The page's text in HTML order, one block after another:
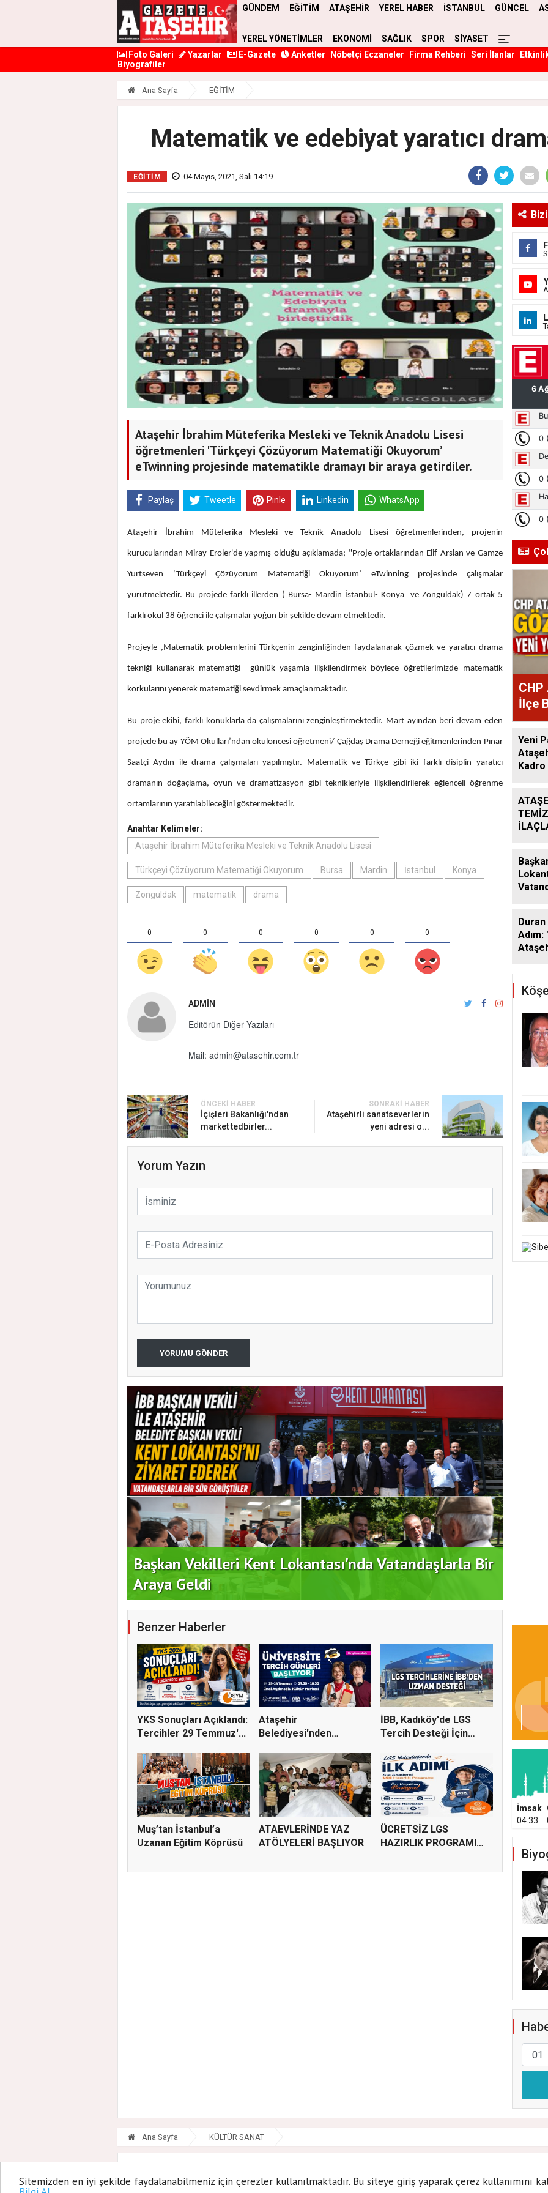
Sitemizden en iyi şekilde faydalanabilmeniz için çerezler kullanılmaktadır. Bu siteye giriş yaparak çerez kullanımını
GÜNDEM EĞİTİM ATAŞEHİR YEREL HABER İSTANBUL GÜNCEL
YEREL YÖNETİMLER EKONOMİ SAĞLIK SPOR
SİYASET
Foto Galeri
Yazarlar E-Gazete Anketler Nöbetçi Eczaneler Firma Rehberi Seri İlanlar
Biyografiler
Ana Sayfa EĞİTİM
Matematik ve edebiyat yaratıcı
EĞİTİM 04 Mayıs, 2021, Salı 14:19
Ataşehir İbrahim Müteferika Mesleki ve Teknik Anadolu Lisesi
öğretmenleri 'Türkçeyi Çözüyorum Matematiği Okuyorum’
eTwinning projesinde matematikle dramayı bir araya getirdiler.
Paylaş Tweetle Pinle Linkedin WhatsApp
Ataşehir İbrahim Müteferika Mesleki ve Teknik Anadolu Lisesi öğretmenlerinden, projenin
kurucularından Miray Eroler'de yapmış olduğu açıklamada; "Proje ortaklarından Elif Arslan ve Gamze
Yurtseven ‘Türkçeyi Çözüyorum Matematiği Okuyorum’ eTwinning projesinde çalışmalar
yürütmektedir. Bu projede farklı illerden ( Bursa- Mardin İstanbul- Konya ve Zonguldak) 7 ortak 5
farklı okul 38 öğrenci ile çalışmalar yoğun bir şekilde devam etmektedir.
Projeyle ,Matematik problemlerini Türkçenin zenginliğinden faydalanarak çözmek ve yaratıcı drama
tekniği kullanarak matematiği günlük yaşamla ilişkilendirmek böylece öğretilerimizde matematik
korkularını yenerek matematiği sevdirmek amaçlanmaktadır.
Bu proje ekibi, farklı konuklarla da çalışmalarını zenginleştirmektedir. Mart ayından beri devam eden
projede bu ay YÖM Okulları’ndan okulöncesi öğretmeni/ Çağdaş Drama Derneği eğitmenlerinden Pınar
Saatçi Aydın ile drama çalışmaları yapılmıştır. Matematik ve Türkçe gibi iki farklı disiplin yaratıcı
dramanın doğaçlama, oyun ve dramatizasyon gibi teknikleriyle ilişkilendirilerek eğlenceli öğrenme
ortamlarının yaratılabileceğini göstermektedir.
Anahtar Kelimeler:
Ataşehir İbrahim Müteferika Mesleki ve Teknik Anadolu Lisesi
Türkçeyi Çözüyorum Matematiği Okuyorum Bursa Mardin İstanbul Konya
Zonguldak matematik drama
0 0 0 0 0 0
ADMIN
Editörün Diğer Yazıları
Mail: admin@atasehir.com.tr
ÖNCEKI HABER
İçişleri Bakanlığı'ndan
market tedbirler...
SONRAKI HABER
Ataşehirli sanatseverlerin
yeni adresi o...
Yorum Yazın
YORUMU GÖNDER
Duran Acar'dan İlk Adım: "Büyük Ataşehir Buluşması"
Benzer Haberler
YKS Sonuçları Açıklandı:
Tercihler 29 Temmuz'...
Ataşehir
Belediyesi'nden
İBB, Kadıköy'de LGS
Tercih Desteği İçin
Muş’tan İstanbul’a
Uzanan Eğitim Köprüsü
ATAEVLERİNDE YAZ
ATÖLYELERİ BAŞLIYOR
ÜCRETSİZ LGS
HAZIRLIK PROGRAMI
CHP
İlçe
Yeni
Adım:
İmsak
04:33
Ana Sayfa KÜLTÜR SANAT
Ataşehirli sanatseverlerin yeni